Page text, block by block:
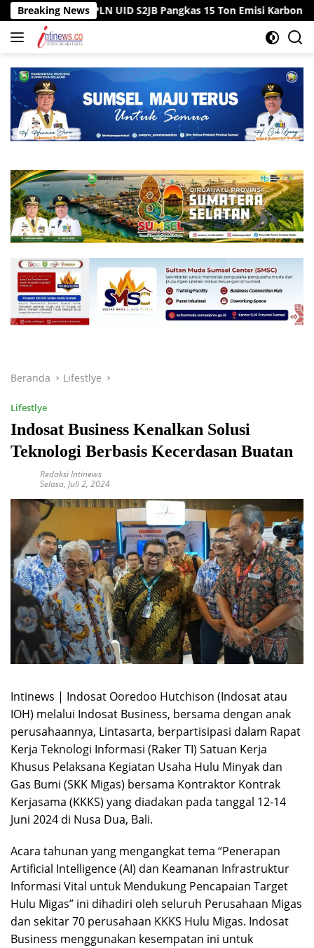
Langsung
ke
konten
Breaking News
PLN UID S2JB Pangkas 15 Ton Emisi Karbon Tiga
Beranda Lifestlye
Lifestlye
Indosat Business Kenalkan Solusi
Teknologi Berbasis Kecerdasan Buatan
Redaksi Intinews
Selasa, Juli 2, 2024
Intinews | Indosat Ooredoo Hutchison (Indosat atau
IOH) melalui Indosat Business, bersama dengan anak
perusahaannya, Lintasarta, berpartisipasi dalam Rapat
Kerja Teknologi Informasi (Raker TI) Satuan Kerja
Khusus Pelaksana Kegiatan Usaha Hulu Minyak dan
Gas Bumi (SKK Migas) bersama Kontraktor Kontrak
Kerjasama (KKKS) yang diadakan pada tanggal 12-14
Juni 2024 di Nusa Dua, Bali.
Acara tahunan yang mengangkat tema “Penerapan
Artificial Intelligence (AI) dan Keamanan Infrastruktur
Informasi Vital untuk Mendukung Pencapaian Target
Hulu Migas” ini dihadiri oleh seluruh Perusahaan Migas
dan sekitar 70 perusahaan KKKS Hulu Migas. Indosat
Business menggunakan kesempatan ini untuk